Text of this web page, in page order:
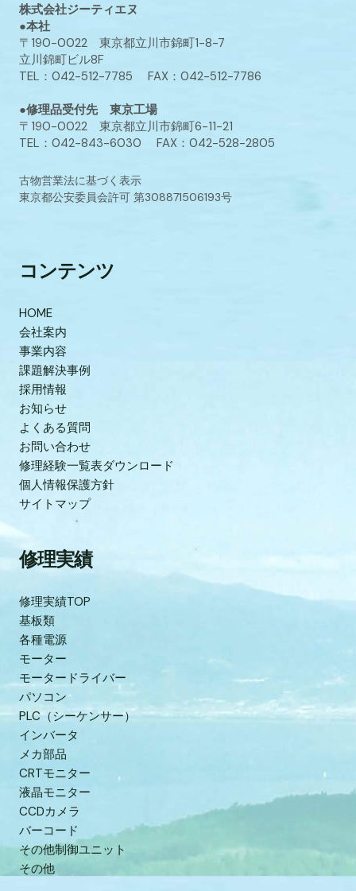
株式会社ジーティエヌ
●本社
〒190-0022 東京都立川市錦町1-8-7
立川錦町ビル8F
TEL：042-512-7785 FAX：042-512-7786
●修理品受付先 東京工場
〒190-0022 東京都立川市錦町6-11-21
TEL：042-843-6030 FAX：042-528-2805
古物営業法に基づく表示
東京都公安委員会許可 第308871506193号
コンテンツ
HOME
会社案内
事業内容
課題解決事例
採用情報
お知らせ
よくある質問
お問い合わせ
修理経験一覧表ダウンロード
個人情報保護方針
サイトマップ
修理実績
修理実績TOP
基板類
各種電源
モーター
モータードライバー
パソコン
PLC（シーケンサー）
インバータ
メカ部品
CRTモニター
液晶モニター
CCDカメラ
バーコード
その他制御ユニット
その他